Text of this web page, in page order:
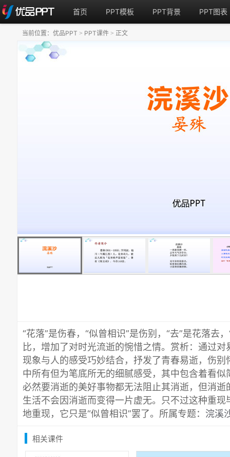
首页 PPT模板 PPT背景 PPT图表
“花落”是伤春，“似曾相识”是伤别，“去”是花落去
比，增加了对时光流逝的惋惜之情。赏析：通过
现象与人的感受巧妙结合，抒发了青春易逝，伤
中所有但为笔底所无的细腻感受，其中包含着看
必然要消逝的美好事物都无法阻止其消逝，但消
生活不会因消逝而变得一片虚无。只不过这种重
地重现，它只是“似曾相识”罢了。所属专题： 浣溪
当前位置： 优品PPT > PPT课件 > 正文
相关课件